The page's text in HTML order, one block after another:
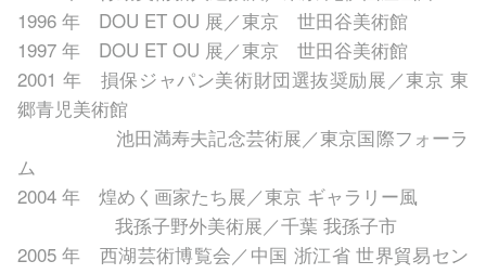
1996 年 DOU ET OU 展／東京 世田谷美術館
1997 年 DOU ET OU 展／東京 世田谷美術館
2001 年 損保ジャパン美術財団選抜奨励展／東京 東
郷青児美術館
池田満寿夫記念芸術展／東京国際フォーラ
ム
2004 年 煌めく画家たち展／東京 ギャラリー風
我孫子野外美術展／千葉 我孫子市
2005 年 西湖芸術博覧会／中国 浙江省 世界貿易セン